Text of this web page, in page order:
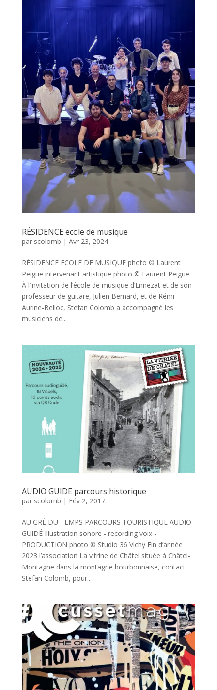
RÉSIDENCE ecole de musique
par scolomb | Avr 23, 2024
RÉSIDENCE ECOLE DE MUSIQUE photo © Laurent
Peigue intervenant artistique photo © Laurent Peigue
À l’invitation de l’école de musique d’Ennezat et de son
professeur de guitare, Julien Bernard, et de Rémi
Aurine-Belloc, Stefan Colomb a accompagné les
musiciens de...
AUDIO GUIDE parcours historique
par scolomb | Fév 2, 2017
AU GRÉ DU TEMPS PARCOURS TOURISTIQUE AUDIO
GUIDÉ Illustration sonore - recording voix -
PRODUCTION photo © Studio 36 Vichy Fin d’année
2023 l’association La vitrine de Châtel située à Châtel-
Montagne dans la montagne bourbonnaise, contact
Stefan Colomb, pour...